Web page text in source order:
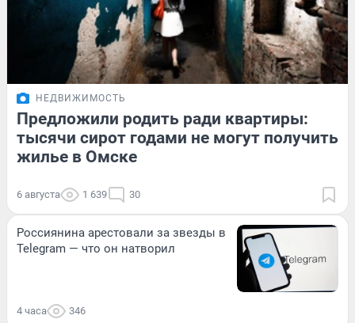
НЕДВИЖИМОСТЬ
Предложили родить ради квартиры:
тысячи сирот годами не могут получить
жилье в Омске
6 августа 1 639 30
Россиянина арестовали за звезды в
Telegram — что он натворил
4 часа 346